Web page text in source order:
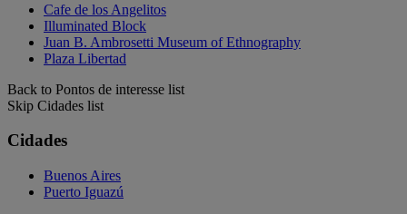
Cafe de los Angelitos
Illuminated Block
Juan B. Ambrosetti Museum of Ethnography
Plaza Libertad
Back to Pontos de interesse list
Skip Cidades list
Cidades
Buenos Aires
Puerto Iguazú